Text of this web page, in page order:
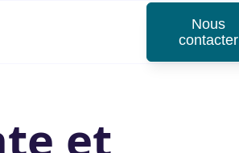
Nous
contacter
et